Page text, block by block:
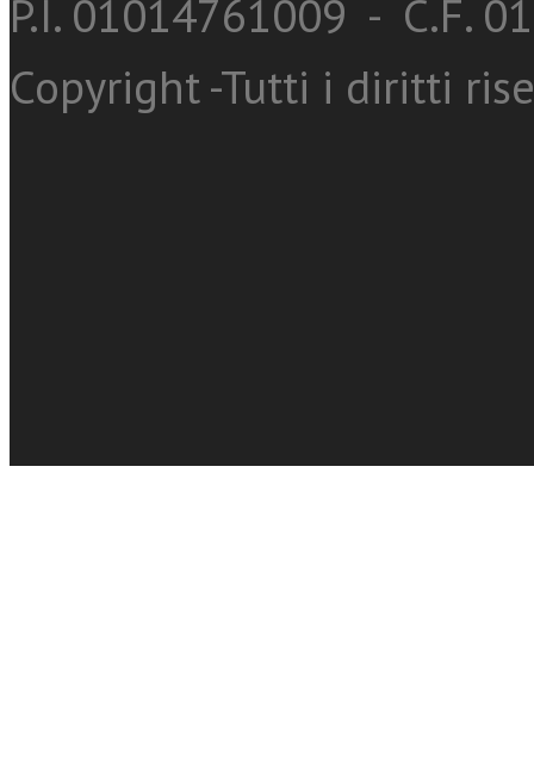
P.I. 01014761009 - C.F.
Copyright -Tutti i diritti